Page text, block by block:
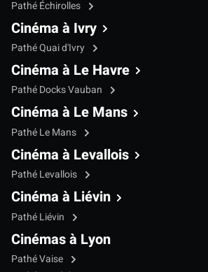
Pathé Échirolles
Cinéma à Ivry
Pathé Quai d'Ivry
Cinéma à Le Havre
Pathé Docks Vauban
Cinéma à Le Mans
Pathé Le Mans
Cinéma à Levallois
Pathé Levallois
Cinéma à Liévin
Pathé Liévin
Cinémas à Lyon
Pathé Vaise